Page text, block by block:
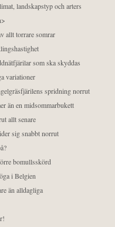
landskapstyp och arters
allt torrare somrar
som ska skyddas
variationer
spridning norrut
än en midsommarbukett
allt senare
sig snabbt norrut
bomullsskörd
i Belgien
än alldagliga